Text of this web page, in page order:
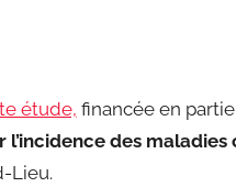
étude, financée en
l’incidence des
Lieu.